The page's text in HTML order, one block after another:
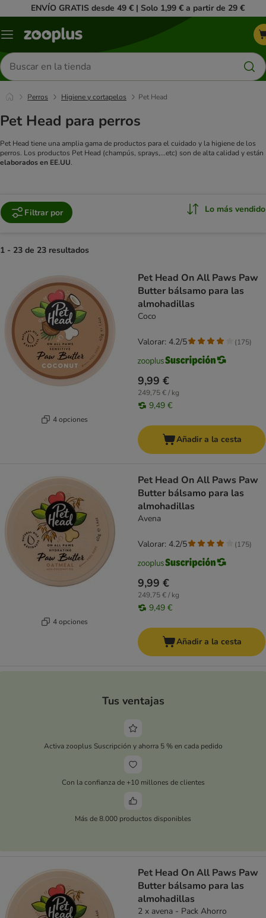
ENVÍO GRATIS desde 49 € | Solo 1,99 € a partir de 29 €
Menú
Buscar
productos
Perros Higiene y cortapelos Pet Head
Pet Head para perros
Pet Head tiene una amplia gama de productos para el cuidado y la higiene de los
perros. Los productos Pet Head (champús, sprays,...etc) son de alta calidad y están
elaborados en EE.UU.
Filtrar por Lo más vendido
1 - 23 de 23 resultados
4 opciones
Pet Head On All Paws Paw
Butter bálsamo para las
almohadillas
Coco
9,99 €
249,75 € / kg
9,49 €
Valorar: 4.2/5 (175)
Añadir a la cesta
4 opciones
Pet Head On All Paws Paw
Butter bálsamo para las
almohadillas
Avena
9,99 €
249,75 € / kg
9,49 €
Valorar: 4.2/5 (175)
Añadir a la cesta
Tus ventajas
Activa zooplus Suscripción y ahorra 5 % en cada pedido
Con la confianza de +10 millones de clientes
Más de 8.000 productos disponibles
Pet Head On All Paws Paw
Butter bálsamo para las
almohadillas
2 x avena - Pack Ahorro